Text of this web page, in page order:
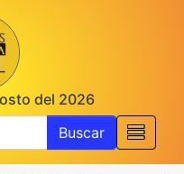
del 2026
Buscar